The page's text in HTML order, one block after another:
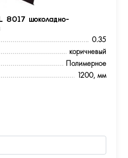
8017 шоколадно-
0.35
коричневый
Полимерное
1200, мм